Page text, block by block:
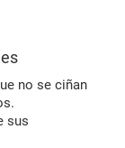
no se ciñan
sus